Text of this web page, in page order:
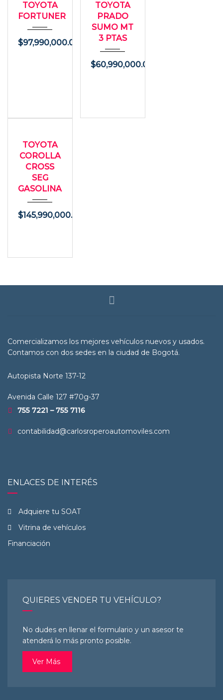
113000
TOYOTA
FORTUNER
$97,990,000.00
TOYOTA
PRADO
SUMO MT
3 PTAS
$60,990,000.00
7000
TOYOTA
COROLLA
CROSS
SEG
GASOLINA
$145,990,000.00
Comercializamos los mejores vehículos nuevos y usados.
Contamos con dos sedes en la ciudad de Bogotá.
Autopista Norte 137-12
Avenida Calle 127 #70g-37
755 7221 – 755 7116
contabilidad@carlosroperoautomoviles.com
ENLACES DE INTERÉS
Adquiere tu SOAT
Vitrina de vehículos
Financiación
QUIERES VENDER TU VEHÍCULO?
No dudes en llenar el formulario y un asesor te
atenderá lo más pronto posible.
Ver Más